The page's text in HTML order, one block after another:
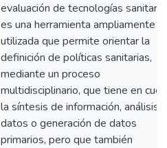
evaluación de tecnologías
es una herramienta ampliamente
utilizada que permite orientar la
definición de políticas sanitarias,
mediante un proceso
multidisciplinario, que tiene en
la síntesis de información, análisis
datos o generación de datos
primarios, pero que también